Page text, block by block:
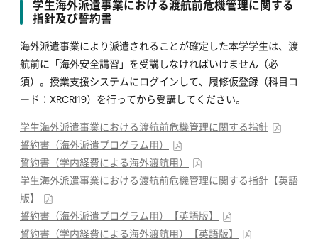
学生海外派遣事業における渡航前危機管理に関する
指針及び誓約書
海外派遣事業により派遣されることが確定した本学学生は、渡
航前に「海外安全講習」を受講しなければいけません（必
須）。授業支援システムにログインして、履修仮登録（科目コ
ード：XRCRI19）を行ってから受講してください。
学生海外派遣事業における渡航前危機管理に関する指針
誓約書（海外派遣プログラム用）
誓約書（学内経費による海外渡航用）
学生海外派遣事業における渡航前危機管理に関する指針【英語
版】
誓約書（海外派遣プログラム用）【英語版】
誓約書（学内経費による海外渡航用）【英語版】